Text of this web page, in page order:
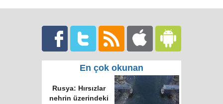
En çok okunan
Rusya: Hırsızlar
nehrin üzerindeki